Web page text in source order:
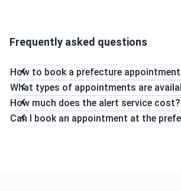
Frequently asked questions
How to book a prefecture appointment
What types of appointments are
How much does the alert service cost?
Can I book an appointment at the